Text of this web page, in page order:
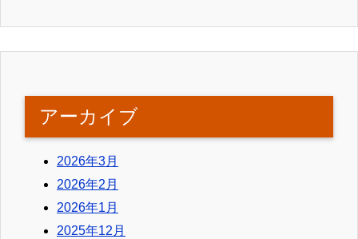
アーカイブ
2026年3月
2026年2月
2026年1月
2025年12月